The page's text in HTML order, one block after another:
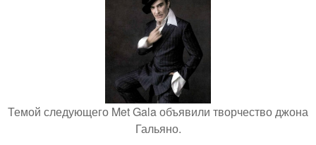
Темой следующего Met Gala объявили творчество джона
Гальяно.